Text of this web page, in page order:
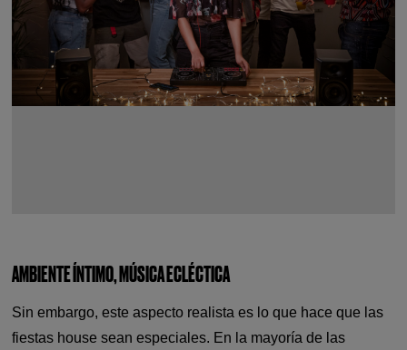
AMBIENTE ÍNTIMO, MÚSICA ECLÉCTICA
Sin embargo, este aspecto realista es lo que hace que las
fiestas house sean especiales. En la mayoría de las